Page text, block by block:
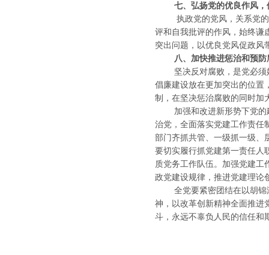
七、弘扬党的优良作风
执政党的党风，关系党的形
评和自我批评的作风，始终谦
突出问题，以优良党风促政
八、加快推进惩治和预
坚决反对腐败，是党必须始
倡廉建设放在更加突出的位置
制，在坚决惩治腐败的同时加
加强和改进新形势下党的建
治党，全面落实党建工作责任
部门齐抓共管、一级抓一级、
要切实履行抓党建第一责任人
质党务工作队伍。加强党建
政党建设规律，推进党建理论
全党要紧密团结在以胡锦涛
神，以改革创新精神全面推进
斗，永远不辜负人民的信任和